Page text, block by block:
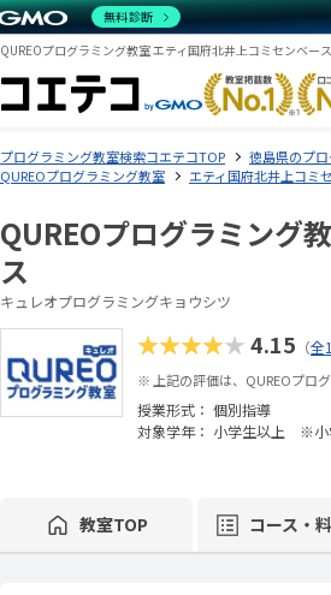
QUREOプログラミング教室 エティ国府北井上コミセンベー
プログラミング教室検索コエテコTOP 徳島県のプ
QUREOプログラミング教室
エティ国府北井上コミ
QUREOプログラミング
ス
キュレオプログラミングキョウシツ
★★★★★4.15 （全
※ 上記の評価は、QUREOプロ
授業形式： 個別指導
対象学年： 小学生以上 ※小
教室TOP コース・
無料診断